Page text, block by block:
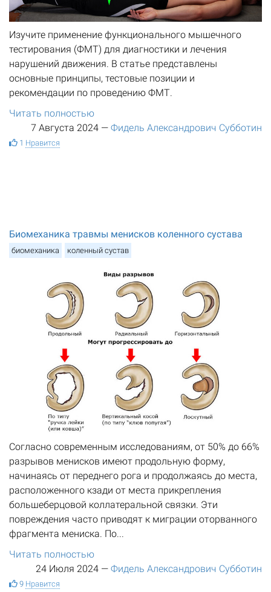
Изучите применение функционального мышечного
тестирования (ФМТ) для диагностики и лечения
нарушений движения. В статье представлены
основные принципы, тестовые позиции и
рекомендации по проведению ФМТ.
Читать полностью
7 Августа 2024 — Фидель Александрович Субботин
1 Нравится
Биомеханика травмы менисков коленного сустава
биомеханика коленный сустав
Согласно современным исследованиям, от 50% до 66%
разрывов менисков имеют продольную форму,
начинаясь от переднего рога и продолжаясь до места,
расположенного кзади от места прикрепления
большеберцовой коллатеральной связки. Эти
повреждения часто приводят к миграции оторванного
фрагмента мениска. По...
Читать полностью
24 Июля 2024 — Фидель Александрович Субботин
9 Нравится